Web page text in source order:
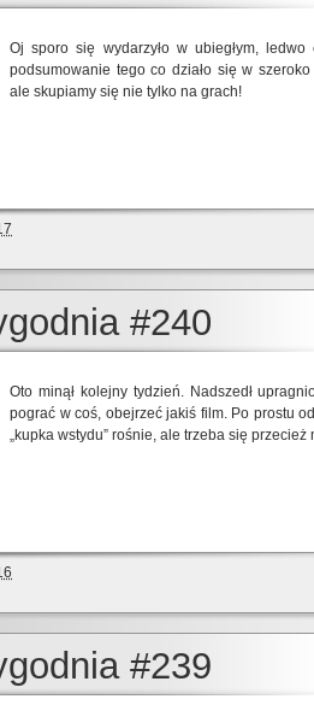
Oj sporo się wydarzyło w ubiegłym,
podsumowanie tego co działo się w
ale skupiamy się nie tylko na grach!
#240
Oto minął kolejny tydzień. Nadszedł
pograć w coś, obejrzeć jakiś film. Po prostu
„kupka wstydu” rośnie, ale trzeba się przecież
#239